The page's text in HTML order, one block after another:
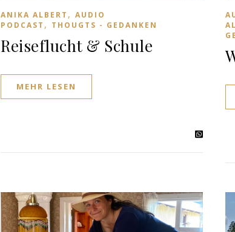
ANIKA ALBERT ,AUDIO
PODCAST , THOUGTS - GEDANKEN
Reiseflucht & Schule
MEHR LESEN